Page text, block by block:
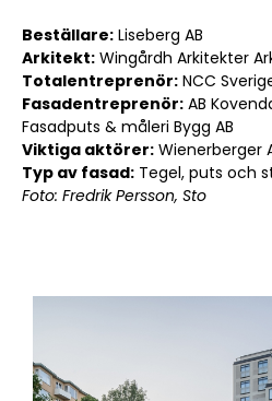
Beställare: Liseberg AB
Arkitekt: Wingårdh Arkitekter
Totalentreprenör: NCC
Fasadentreprenör: AB
Fasadputs & måleri Bygg AB
Viktiga aktörer: Wienerberger
Typ av fasad: Tegel, puts och
Foto: Fredrik Persson, Sto